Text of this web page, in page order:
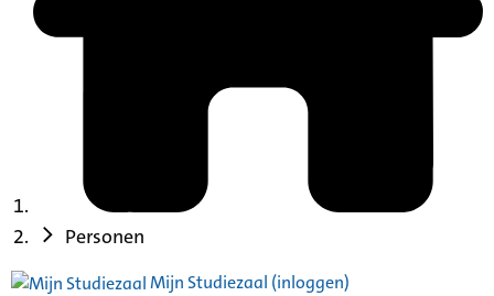
Personen
Mijn Studiezaal (inloggen)